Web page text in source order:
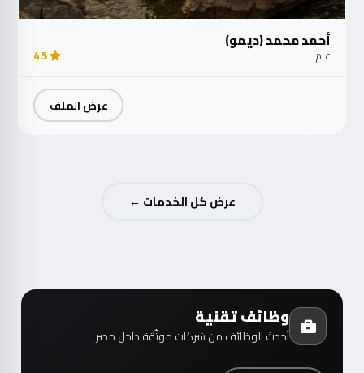
أحمد محمد (ديمو)
عام 4.5
عرض الملف
عرض كل الخدمات ←
وظائف تقنية
أحدث الوظائف من شركات موثّقة داخل مصر